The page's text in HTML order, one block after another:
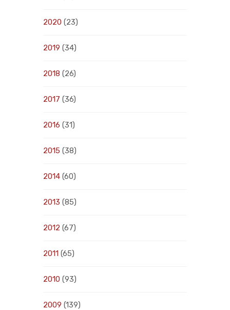
2020 (23)
2019 (34)
2018 (26)
2017 (36)
2016 (31)
2015 (38)
2014 (60)
2013 (85)
2012 (67)
2011 (65)
2010 (93)
2009 (139)